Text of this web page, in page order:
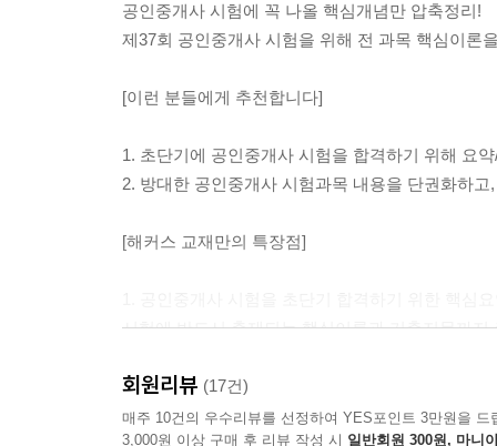
제2장 기본계획의 수립 및 정비구역의 지정
제3장 정비사업의 시행
제1장 총칙
제2장 적용범위
제4장 건축물의 대지와 도로
제9장 보칙 및 벌칙
공인중개사 시험에 꼭 나올 핵심개념만 압축정리!
제37회 공인중개사 시험을 위해 전 과목 핵심이론
[이런 분들에게 추천합니다]
1. 초단기에 공인중개사 시험을 합격하기 위해 요
2. 방대한 공인중개사 시험과목 내용을 단권화하
[해커스 교재만의 특장점]
시험에 반드시 출제되는 핵심이론과 기출지문까
2. [최신 개정법령] 및 최근 [7개년 공인중개사 시험
최신 개정법령 반영과 7개년 출제경향을 상세히
회원리뷰 (17건)
매주 10건의 우수리뷰를 선정하여 YES포인트 3만원을 드
3,000원 이상 구매 후 리뷰 작성 시 일반회원 300원, 마니